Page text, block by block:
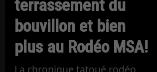
terrassement du
bouvillon et bien
plus au Rodéo MSA!